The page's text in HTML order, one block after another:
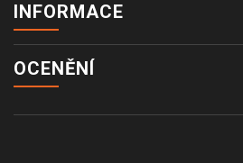
INFORMACE
OCENĚNÍ